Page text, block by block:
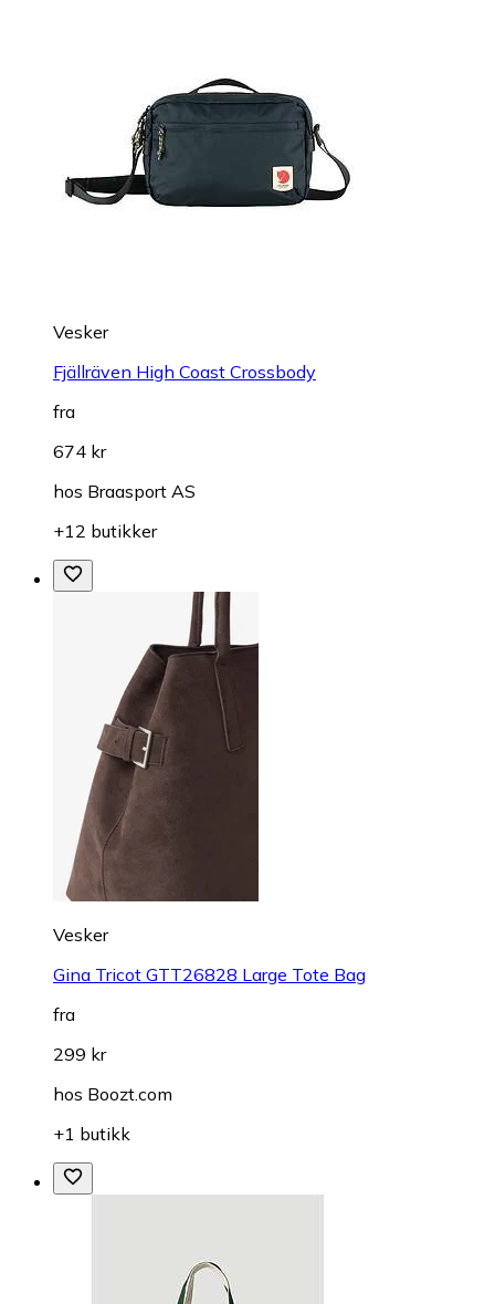
Vesker
Fjällräven High Coast Crossbody
fra
674 kr
hos Braasport AS
+12 butikker
Vesker
Gina Tricot GTT26828 Large Tote Bag
fra
299 kr
hos Boozt.com
+1 butikk